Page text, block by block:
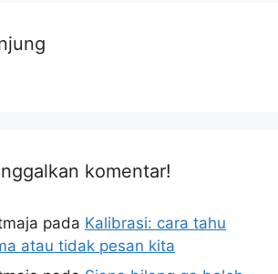
komentar!
pada Kalibrasi: cara tahu
atau tidak pesan kita